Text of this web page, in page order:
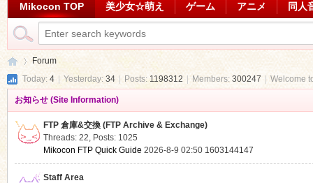
Mikocon TOP 美少女☆萌え ゲーム アニメ 同人
Mi
Forum
Today: 4 Yesterday: 34 Posts:1198312 Members: 300247 Welcome
お知らせ (Site Information)
FTP 倉庫&交換 (FTP Archive & Exchange)
Threads: 22, Posts: 1025
Mikocon FTP Quick Guide 2026-8-9 02:50 1603144147
Staff Area